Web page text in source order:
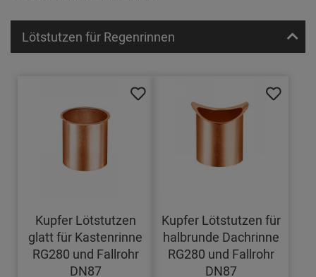
Lötstutzen für Regenrinnen
Kupfer Lötstutzen
glatt für Kastenrinne
RG280 und Fallrohr
DN87
Kupfer Lötstutzen für
halbrunde Dachrinne
RG280 und Fallrohr
DN87